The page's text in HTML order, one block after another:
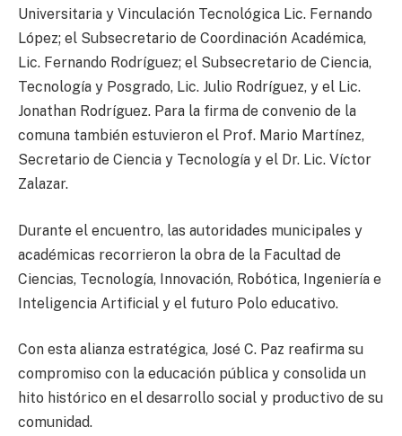
Universitaria y Vinculación Tecnológica Lic. Fernando
López; el Subsecretario de Coordinación Académica,
Lic. Fernando Rodríguez; el Subsecretario de Ciencia,
Tecnología y Posgrado, Lic. Julio Rodríguez, y el Lic.
Jonathan Rodríguez. Para la firma de convenio de la
comuna también estuvieron el Prof. Mario Martínez,
Secretario de Ciencia y Tecnología y el Dr. Lic. Víctor
Zalazar.
Durante el encuentro, las autoridades municipales y
académicas recorrieron la obra de la Facultad de
Ciencias, Tecnología, Innovación, Robótica, Ingeniería e
Inteligencia Artificial y el futuro Polo educativo.
Con esta alianza estratégica, José C. Paz reafirma su
compromiso con la educación pública y consolida un
hito histórico en el desarrollo social y productivo de su
comunidad.